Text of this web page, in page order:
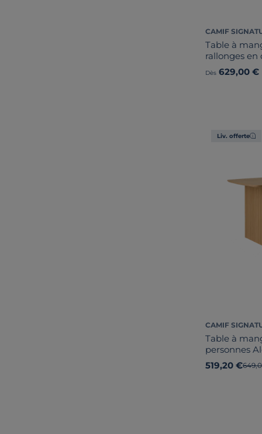
CAMIF
Table à
rallonges en
Dès 629,00 €
Liv. offerte
CAMIF
Table à
personnes
519,20 €